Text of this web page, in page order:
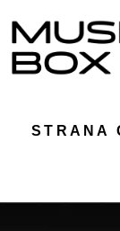
STRANA